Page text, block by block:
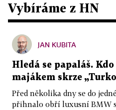
Vybíráme z HN
JAN KUBITA
Hledá se papaláš.
majákem skrze
Před několika dny se do
přihnalo obří luxusní BMW